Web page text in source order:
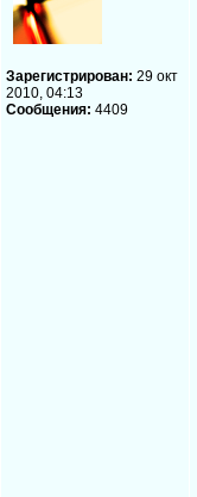
Зарегистрирован: 29 окт
2010, 04:13
Сообщения: 4409